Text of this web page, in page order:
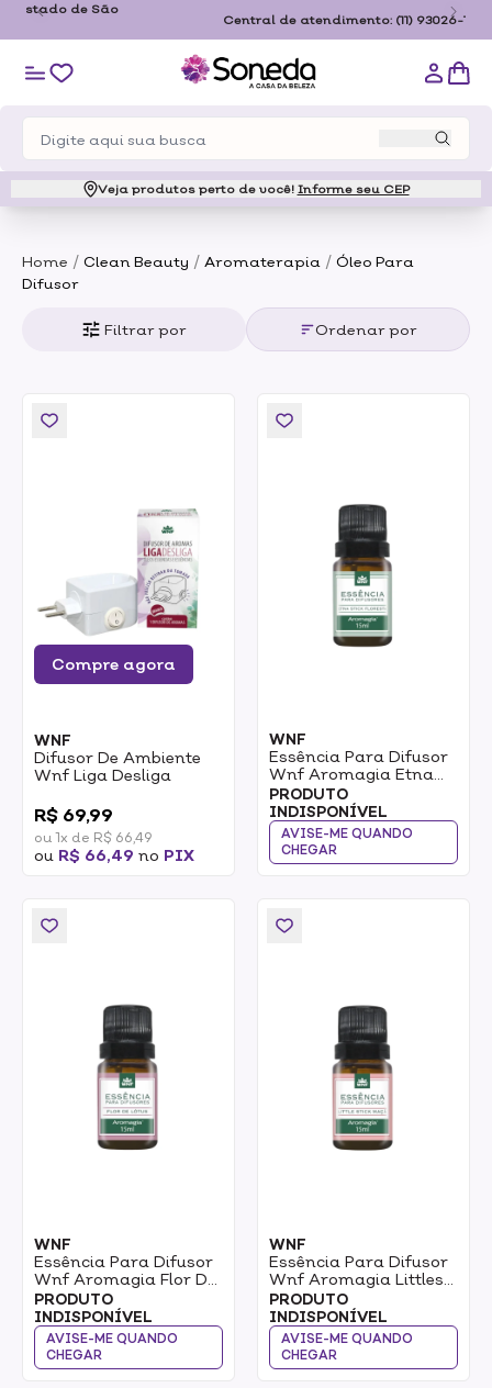
Frete Grátis a partir de R$179,00 somente para o estado de São
Veja produtos perto de você! Informe seu CEP
Home / Clean Beauty / Aromaterapia / Óleo Para
Difusor
Filtrar por Ordenar por
Compre agora
WNF
Difusor De Ambiente
Wnf Liga Desliga
R$ 69,99
ou 1x de R$ 66,49
ou R$ 66,49 no PIX
WNF
Essência Para Difusor
Wnf Aromagia Etna
Stick Floresta 15ml
PRODUTO
INDISPONÍVEL
AVISE-ME QUANDO
CHEGAR
WNF
Essência Para Difusor
Wnf Aromagia Flor De
Lotus 15ml
PRODUTO
INDISPONÍVEL
AVISE-ME QUANDO
CHEGAR
WNF
Essência Para Difusor
Wnf Aromagia Littles
Stick Maca 15ml
PRODUTO
INDISPONÍVEL
AVISE-ME QUANDO
CHEGAR